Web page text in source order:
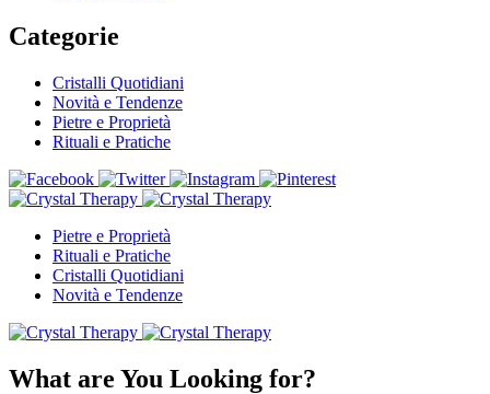
Categorie
Cristalli Quotidiani
Novità e Tendenze
Pietre e Proprietà
Rituali e Pratiche
Pietre e Proprietà
Rituali e Pratiche
Cristalli Quotidiani
Novità e Tendenze
What are You Looking for?